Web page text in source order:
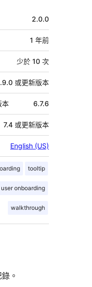
2.0.0
1 年前
少於 10 次
或更新版本
本 6.7.6
7.4 或更新版本
English (US)
tooltip
user onboarding
walkthrough
。